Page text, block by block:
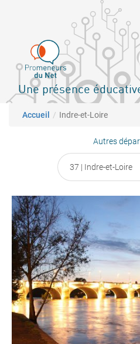
principal
Une présence
Fil d'Ariane
Accueil Indre-et-Loire
Autres